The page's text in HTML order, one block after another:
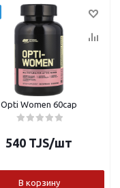
Opti Women 60cap
540 TJS/шт
В корзину